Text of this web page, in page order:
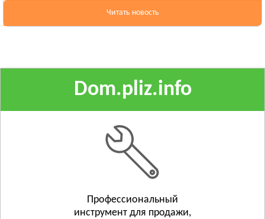
РОВЕНСКАЯ ОБЛАСТЬ
Березно
Смотреть всё
СУМСКАЯ ОБЛАСТЬ
Смотреть всё
ТЕРНОПОЛЬСКАЯ ОБЛАСТЬ
Читать новость
Dom.pliz.info
Профессиональный
инструмент для продажи,